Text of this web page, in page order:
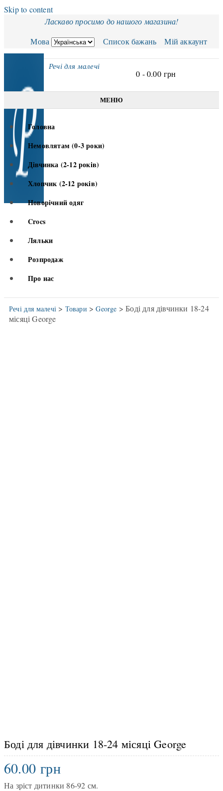
Skip to content
Ласкаво просимо до нашого магазина!
Мова
Список бажань Мій аккаунт
Речі для малечі
0 -0.00 грн
МЕНЮ
Головна
Немовлятам (0-3 роки)
Дівчинка (2-12 років)
Хлопчик (2-12 років)
Новорічний одяг
Crocs
Ляльки
Розпродаж
Про нас
Речі для малечі > Товари >George > Боді для дівчинки 18-24
місяці George
Боді для дівчинки 18-24 місяці George
60.00грн
На зріст дитинки 86-92 см.